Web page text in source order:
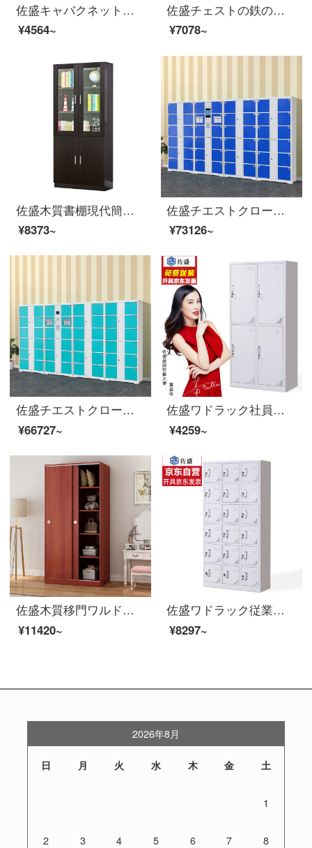
佐盛キャバクネットトタンのチェイストロッカーの钢制资料棚の広さの中から六回まで
¥4564~
佐盛チェストの鉄の皮の箱の書類棚の鋼製の資料の箱のロッカーは2節を通して厚い金を加えます。
¥7078~
佐盛木質書棚現代簡単予約チェストフリーセット書棚家庭用ロッカーオフィス資料棚黒胡桃色Cタイプ
¥8373~
佐盛チエストクロークスーパーマーケットのロッカー48ドアの顔認識有料8インチスクリーンの青い
¥73126~
佐盛チエストクロークスーパーマーケットロッカー48門果緑微信スキャンコード
¥66727~
佐盛ワドラック社員ロッカーロッカーロッカーロッカーロッカーロッカー4ドアワルドラックブブ
¥4259~
佐盛木質移門ワルドブ社員寮の箪笥押し障子ロッカー収納棚柚木色1.2メートル幅
¥11420~
佐盛ワドラック従業員ロッカーロッカーロッカーロッカーロッカーロッカー18ドアに厚いお金を入れてください。
¥8297~
2026年8月
日 月 火 水 木 金 土
1
2 3 4 5 6 7 8